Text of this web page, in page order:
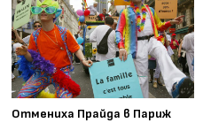
Отмениха Прайда в Париж